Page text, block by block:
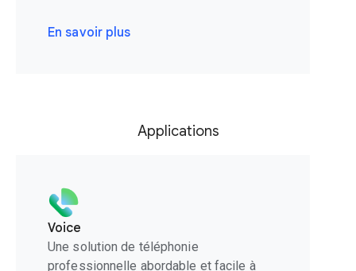
En savoir plus
Applications
Voice
Une solution de téléphonie
professionnelle abordable et facile à